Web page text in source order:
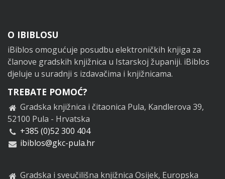
Footer
O IBIBLOSU
iBiblos omogućuje posudbu elektroničkih knjiga za
članove gradskih knjižnica u Istarskoj županiji. iBiblos
djeluje u suradnji s izdavačima i knjižnicama.
TREBATE POMOĆ?
Gradska knjižnica i čitaonica Pula, Kandlerova 39,
52100 Pula - Hrvatska
+385 (0)52 300 404
ibiblos@gkc-pula.hr
Gradska i sveučilišna knjižnica Osijek, Europska